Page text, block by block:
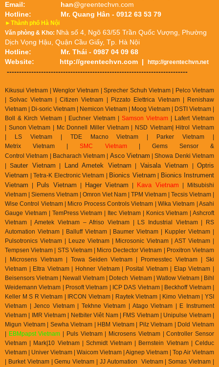
Email:
han@greentechvn.com
Hotline:
Mr. Quang Hân - 0912 63 53 79
►Thành phố Hà Nội
Văn phòng & Kho: Nhà số 4, Ngõ 63/55 Trần Quốc Vượng, Phường
Dịch Vọng Hậu, Quận Cầu Giấy, Tp. Hà Nội
Hotline:
Mr. Thái - 0987 04 09 68
Website: http://greentechvn.com | http://greentechvn.net
--------------------------------------------------------------------------
Kikusui Vietnam | Wenglor Vietnam | Sprecher Schuh Vietnam |
Pelco Vietnam
| Solvac Vietnam | Citizen Vietnam |
Pizzato Elettrica Vietnam| Renishaw
Vietnam | Di-soric Vietnam |
Nemicon Vietnam | Moog Vietnam | DSTI Vietnam |
Boll & Kirch Vietnam | Euchner Vietnam | Samson Vietnam | Lafert Vietnam
| Sunon Vietnam | Mc Donnell Miller Vietnam | NSD Vietnam| Hitrol Vietnam
| LS Vietnam | TDE Macno Vietnam | Parker Vietnam |
MetrixVietnam |SMC Vietnam| Gems Sensor &
ControlVietnam Bacharach Vietnam | Asco Vietnam |Showa Denki Vietnam
| Sauter Vietnam Land Ametek Vietnam Vaisala Vietnam |Optris
Vietnam | Tetra-K Electronic Vietnam | Bionics Vietnam
Bionics Instrument
Vietnam
Puls Vietnam Hager Vietnam Kava Vietnam | Mitsubishi
Vietnam | Siemens Vietnam | Omron Viet Nam | TPM Vietnam | Tecsis Vietnam |
Wise Control Vietnam | Micro Process Controls Vietnam | Wika Vietnam | Asahi
Gauge Vietnam | TemPress Vietnam | Itec Vietnam | Konics Vietnam | Ashcroft
Vietnam | Ametek Vietnam – Afriso Vietnam | LS Industrial Vietnam | RS
Automation Vietnam | Balluff Vietnam | Baumer Vietnam | Kuppler Vietnam |
Pulsotronics Vietnam | Leuze Vietnam | Microsonic Vietnam | AST Vietnam |
Tempsen Vietnam | STS Vietnam | Micro Dectector Vietnam | Proxitron Vietnam
| Microsens Vietnam | Towa Seiden Vietnam | Promesstec Vietnam | Ski
Vietnam | Eltra Vietnam | Hohner Vietnam | Posital Vietnam | Elap Vietnam |
Beisensors Vietnam | Newall Vietnam | Dotech Vietnam | Watlow Vietnam | Bihl
Weidemann Vietnam | Prosoft Vietnam | ICP DAS Vietnam | Beckhoff Vietnam |
Keller M S R Vietnam | IRCON Vietnam | Raytek Vietnam | Kimo Vietnam | YSI
Vietnam | Jenco Vietnam | Tekhne Vietnam | Atago Vietnam | E Instrument
Vietnam | IMR Vietnam | Netbiter Viêt Nam | FMS Vietnam | Unipulse Vietnam |
Migun Vietnam | Sewha Vietnam | HBM Vietnam | Pilz Vietnam | Dold Vietnam
EBMpapst Vietnam | Puls Vietnam | Microsens Vietnam | Controller Sensor
Vietnam | Mark|10 Vietnam | Schmidt Vietnam | Bernstein Vietnam | Celduc
Vietnam | Univer Vietnam | Waicom Vietnam | Aignep Vietnam | Top Air Vietnam
| Burket Vietnam |Gemu Vietnam | JJ Automation Vietnam | Somas Vietnam |